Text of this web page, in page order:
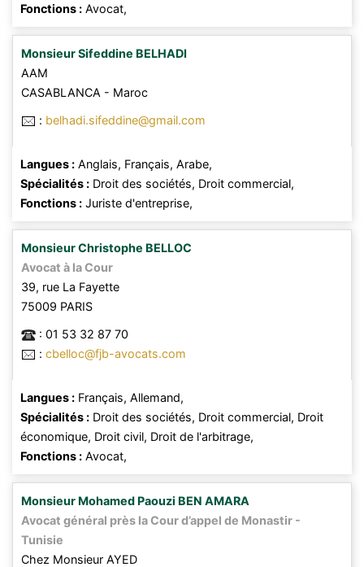
Fonctions : Avocat,
MonsieurSifeddine BELHADI
AAM
CASABLANCA - Maroc
: belhadi.sifeddine@gmail.com
Langues : Anglais, Français, Arabe,
Spécialités : Droit des sociétés, Droit commercial,
Fonctions : Juriste d'entreprise,
MonsieurChristophe BELLOC
Avocat à la Cour
39, rue La Fayette
75009 PARIS
: 01 53 32 87 70
: cbelloc@fjb-avocats.com
Langues : Français, Allemand,
Spécialités : Droit des sociétés, Droit commercial, Droit
économique, Droit civil, Droit de l'arbitrage,
Fonctions : Avocat,
Monsieur Mohamed Paouzi BEN AMARA
Avocat général près la Cour d’appel de Monastir -
Tunisie
Chez Monsieur AYED